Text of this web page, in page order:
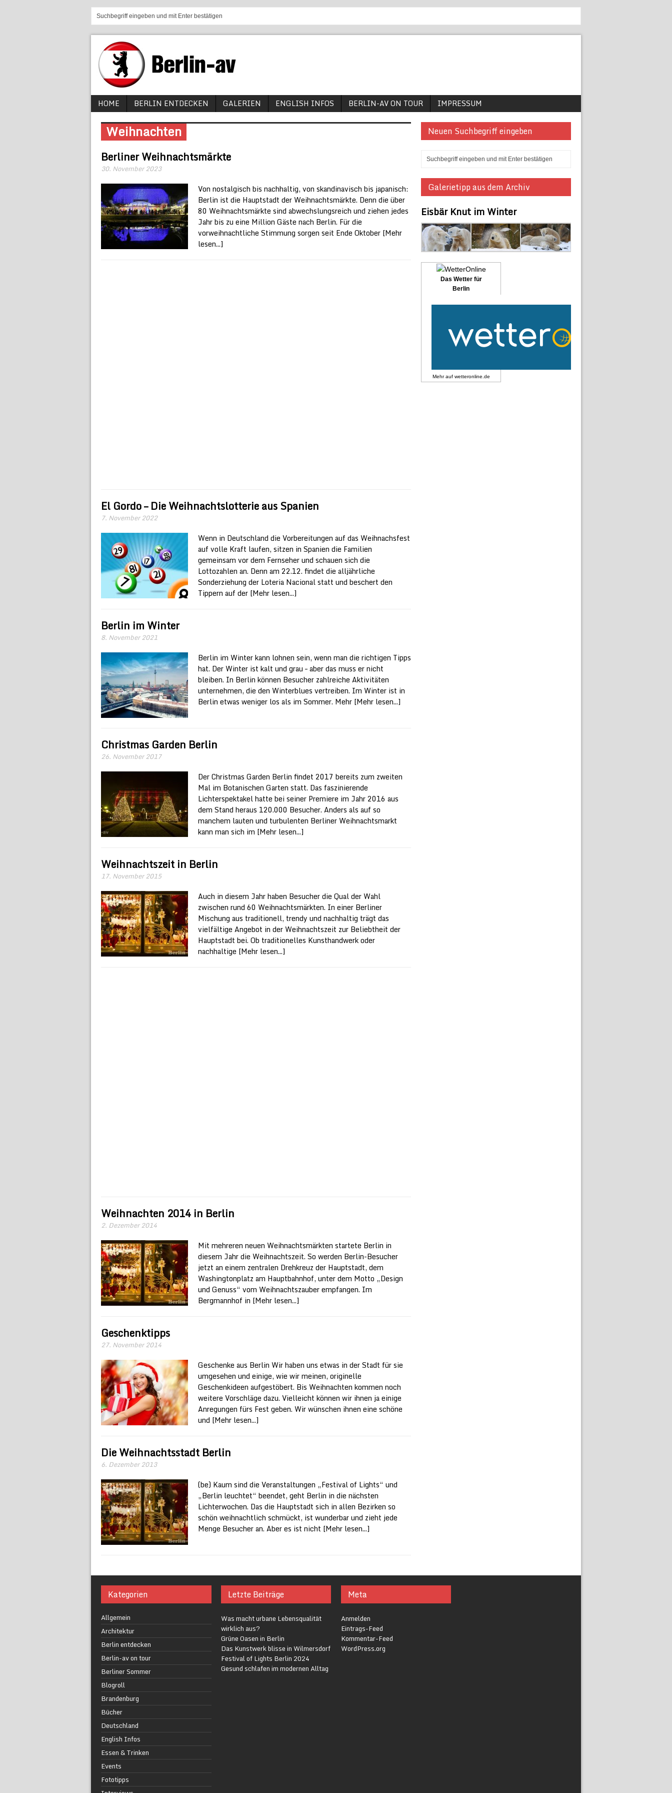
HOME BERLIN ENTDECKEN GALERIEN ENGLISH INFOS BERLIN-AV ON TOUR IMPRESSUM
Weihnachten
Berliner Weihnachtsmärkte
30. November 2023
Von nostalgisch bis nachhaltig, von skandinavisch bis japanisch:
Berlin ist die Hauptstadt der Weihnachtsmärkte. Denn die über
80 Weihnachtsmärkte sind abwechslungsreich und ziehen jedes
Jahr bis zu eine Million Gäste nach Berlin. Für die
vorweihnachtliche Stimmung sorgen seit Ende Oktober [Mehr
lesen...]
El Gordo – Die Weihnachtslotterie aus Spanien
7. November 2022
Wenn in Deutschland die Vorbereitungen auf das Weihnachsfest
auf volle Kraft laufen, sitzen in Spanien die Familien
gemeinsam vor dem Fernseher und schauen sich die
Lottozahlen an. Denn am 22.12. findet die alljährliche
Sonderziehung der Loteria Nacional statt und beschert den
Tippern auf der [Mehr lesen...]
Berlin im Winter
8. November 2021
Berlin im Winter kann lohnen sein, wenn man die richtigen Tipps
hat. Der Winter ist kalt und grau – aber das muss er nicht
bleiben. In Berlin können Besucher zahlreiche Aktivitäten
unternehmen, die den Winterblues vertreiben. Im Winter ist in
Berlin etwas weniger los als im Sommer. Mehr [Mehr lesen...]
Christmas Garden Berlin
26. November 2017
Der Christmas Garden Berlin findet 2017 bereits zum zweiten
Mal im Botanischen Garten statt. Das faszinierende
Lichterspektakel hatte bei seiner Premiere im Jahr 2016 aus
dem Stand heraus 120.000 Besucher. Anders als auf so
manchem lauten und turbulenten Berliner Weihnachtsmarkt
kann man sich im [Mehr lesen...]
Weihnachtszeit in Berlin
17. November 2015
Auch in diesem Jahr haben Besucher die Qual der Wahl
zwischen rund 60 Weihnachtsmärkten. In einer Berliner
Mischung aus traditionell, trendy und nachhaltig trägt das
vielfältige Angebot in der Weihnachtszeit zur Beliebtheit der
Hauptstadt bei. Ob traditionelles Kunsthandwerk oder
nachhaltige [Mehr lesen...]
Weihnachten 2014 in Berlin
2. Dezember 2014
Mit mehreren neuen Weihnachtsmärkten startete Berlin in
diesem Jahr die Weihnachtszeit. So werden Berlin-Besucher
jetzt an einem zentralen Drehkreuz der Hauptstadt, dem
Washingtonplatz am Hauptbahnhof, unter dem Motto „Design
und Genuss“ vom Weihnachtszauber empfangen. Im
Bergmannhof in [Mehr lesen...]
Geschenktipps
27. November 2014
Geschenke aus Berlin Wir haben uns etwas in der Stadt für sie
umgesehen und einige, wie wir meinen, originelle
Geschenkideen aufgestöbert. Bis Weihnachten kommen noch
weitere Vorschläge dazu. Vielleicht können wir ihnen ja einige
Anregungen fürs Fest geben. Wir wünschen ihnen eine schöne
und [Mehr lesen...]
Die Weihnachtsstadt Berlin
6. Dezember 2013
(be) Kaum sind die Veranstaltungen „Festival of Lights“ und
„Berlin leuchtet“ beendet, geht Berlin in die nächsten
Lichterwochen. Das die Hauptstadt sich in allen Bezirken so
schön weihnachtlich schmückt, ist wunderbar und zieht jede
Menge Besucher an. Aber es ist nicht [Mehr lesen...]
Neuen Suchbegriff eingeben
Galerietipp aus dem Archiv
Eisbär Knut im Winter
Das Wetter für
Berlin
Mehr auf wetteronline.de
Kategorien
Allgemein
Architektur
Berlin entdecken
Berlin-av on tour
Berliner Sommer
Blogroll
Brandenburg
Bücher
Deutschland
English Infos
Essen & Trinken
Events
Fototipps
Letzte Beiträge
Was macht urbane Lebensqualität
wirklich aus?
Grüne Oasen in Berlin
Das Kunstwerk blisse in Wilmersdorf
Festival of Lights Berlin 2024
Gesund schlafen im modernen Alltag
Meta
Anmelden
Eintrags-Feed
Kommentar-Feed
WordPress.org